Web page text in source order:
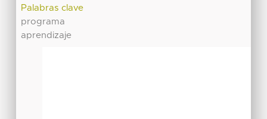
Palabras clave
programa
aprendizaje